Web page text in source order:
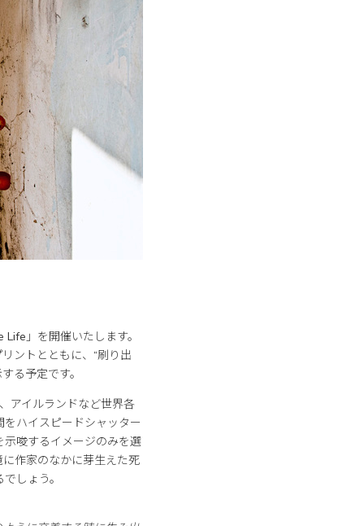
」を開催いたします。
ントとともに、“刷り出
る予定です。
アイルランドなど世界各
ハイスピードシャッター
唆するイメージのみを選
作家のなかに芽生えた死
しょう。